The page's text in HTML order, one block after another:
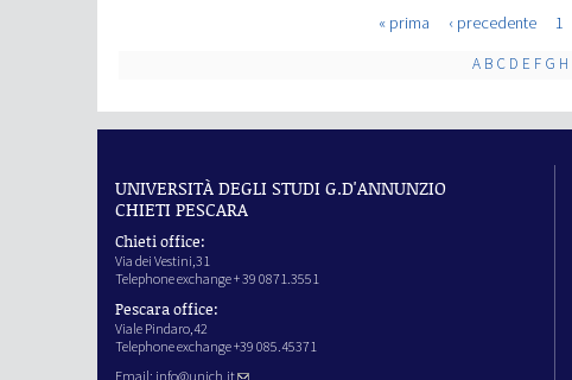
« prima ‹ precedente 1
A B C D E F G H
UNIVERSITÀ DEGLI STUDI G.D'ANNUNZIO
CHIETI PESCARA
Chieti office:
Via dei Vestini,31
Telephone exchange + 39 0871.3551
Pescara office:
Viale Pindaro,42
Telephone exchange +39 085.45371
Email: info@unich.it